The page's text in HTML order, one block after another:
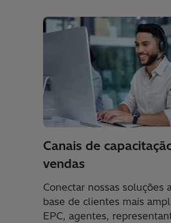
Canais de
vendas
Conectar nossas soluções
base de clientes mais
EPC, agentes,